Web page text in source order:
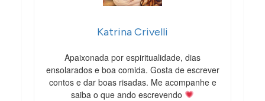
Katrina Crivelli
Apaixonada por espiritualidade, dias
ensolarados e boa comida. Gosta de escrever
contos e dar boas risadas. Me acompanhe e
saiba o que ando escrevendo